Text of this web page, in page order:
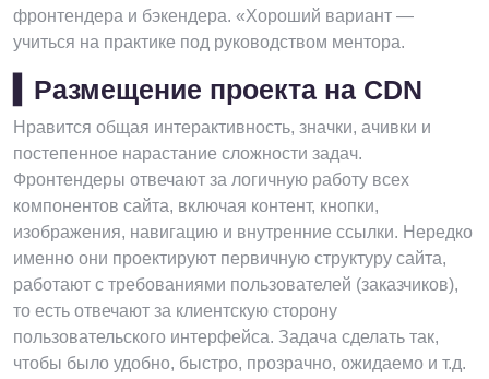
фронтендера и бэкендера. «Хороший вариант —
учиться на практике под руководством ментора.
▍Размещение проекта на CDN
Нравится общая интерактивность, значки, ачивки и
постепенное нарастание сложности задач.
Фронтендеры отвечают за логичную работу всех
компонентов сайта, включая контент, кнопки,
изображения, навигацию и внутренние ссылки. Нередко
именно они проектируют первичную структуру сайта,
работают с требованиями пользователей (заказчиков),
то есть отвечают за клиентскую сторону
пользовательского интерфейса. Задача сделать так,
чтобы было удобно, быстро, прозрачно, ожидаемо и т.д.